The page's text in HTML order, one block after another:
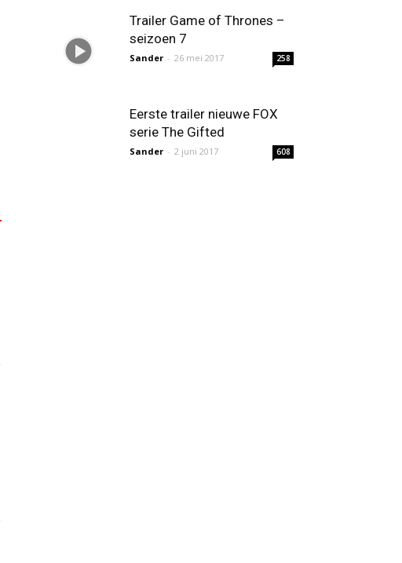
Trailer Game of Thrones –
seizoen 7
Sander - 26 mei 2017 258
Eerste trailer nieuwe FOX
serie The Gifted
Sander - 2 juni 2017 608